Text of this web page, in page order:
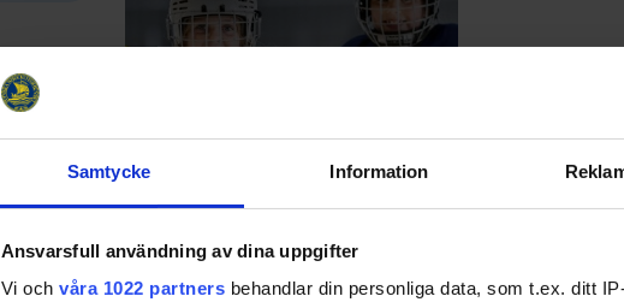
Samtycke Information
Ansvarsfull användning av dina uppgifter
Vi och våra 1022 partners behandlar din personliga data, som t.ex. ditt
Klicka på bilden för att läsa om trygga
ShareFacebook
TwitterEmailPrint